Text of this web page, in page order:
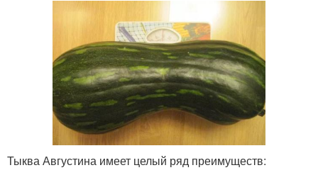
Тыква Августина имеет целый ряд преимуществ: